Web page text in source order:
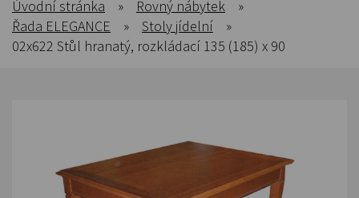
Úvodní stránka » Rovný nábytek
»
Řada ELEGANCE
» Stoly jídelní
»
02x622 Stůl hranatý, rozkládací 135 (185) x 90